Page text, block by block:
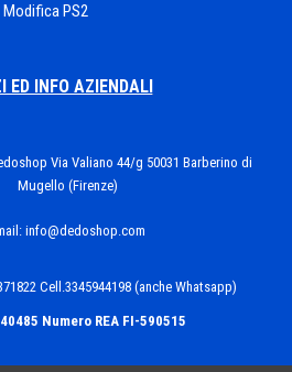
Modifica PS2
ED INFO AZIENDALI
Via Valiano 44/g 50031 Barberino di
Mugello (Firenze)
info@dedoshop.com
Cell.3345944198 (anche Whatsapp)
Numero REA FI-590515